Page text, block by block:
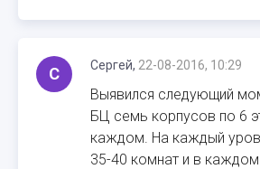
С Сергей, 22-08-2016, 10:29
Выявился следующий
БЦ семь корпусов по 6
каждом. На каждый
35-40 комнат и в